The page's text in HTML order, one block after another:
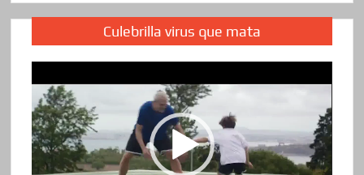
Culebrilla virus que mata
de
vídeo